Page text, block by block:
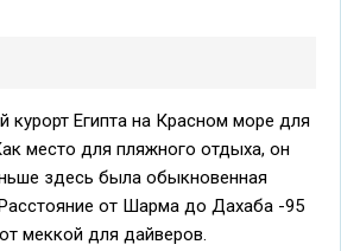
курорт Египта на Красном море для
место для пляжного отдыха, он
здесь была обыкновенная
от Шарма до Дахаба -95
меккой для дайверов.